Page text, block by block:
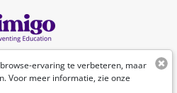
ervaring te verbeteren, maar
Voor meer informatie, zie onze